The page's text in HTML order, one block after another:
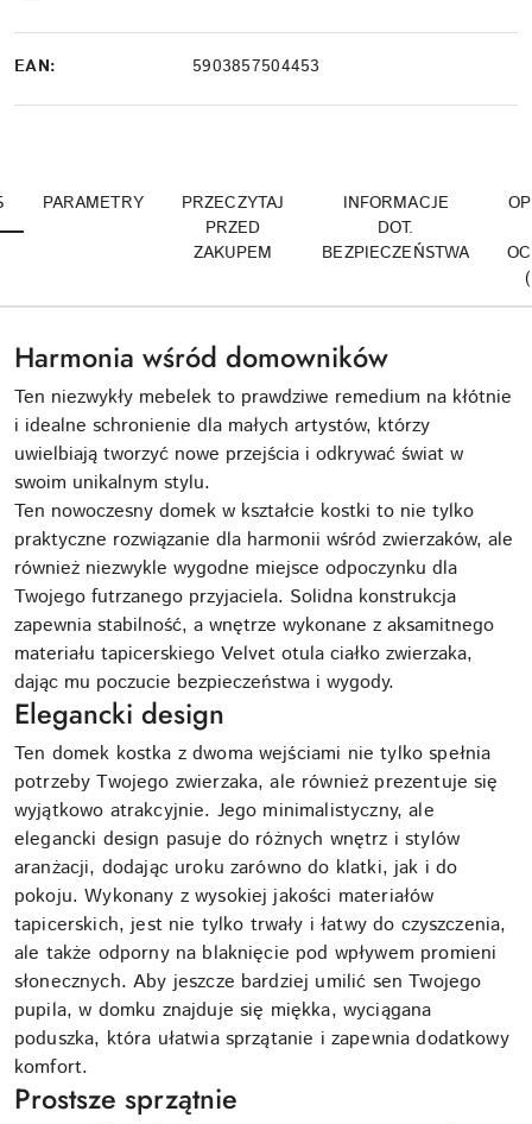
EAN: 5903857504453
PARAMETRY
PRZECZYTAJ
PRZED
ZAKUPEM
INFORMACJE
DOT.
BEZPIECZEŃSTWA
Harmonia wśród domowników
Ten niezwykły mebelek to prawdziwe remedium na kłótnie
i idealne schronienie dla małych artystów, którzy
uwielbiają tworzyć nowe przejścia i odkrywać świat w
swoim unikalnym stylu.
Ten nowoczesny domek w kształcie kostki to nie tylko
praktyczne rozwiązanie dla harmonii wśród zwierzaków, ale
również niezwykle wygodne miejsce odpoczynku dla
Twojego futrzanego przyjaciela. Solidna konstrukcja
zapewnia stabilność, a wnętrze wykonane z aksamitnego
materiału tapicerskiego Velvet otula ciałko zwierzaka,
dając mu poczucie bezpieczeństwa i wygody.
Elegancki design
Ten domek kostka z dwoma wejściami nie tylko spełnia
potrzeby Twojego zwierzaka, ale również prezentuje się
wyjątkowo atrakcyjnie. Jego minimalistyczny, ale
elegancki design pasuje do różnych wnętrz i stylów
aranżacji, dodając uroku zarówno do klatki, jak i do
pokoju. Wykonany z wysokiej jakości materiałów
tapicerskich, jest nie tylko trwały i łatwy do czyszczenia,
ale także odporny na blaknięcie pod wpływem promieni
słonecznych. Aby jeszcze bardziej umilić sen Twojego
pupila, w domku znajduje się miękka, wyciągana
poduszka, która ułatwia sprzątanie i zapewnia dodatkowy
komfort.
Prostsze sprzątnie